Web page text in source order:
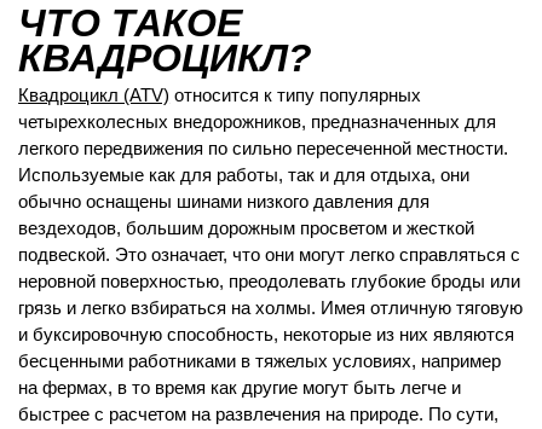
ЧТО ТАКОЕ
КВАДРОЦИКЛ?
Квадроцикл (ATV) относится к типу популярных
четырехколесных внедорожников, предназначенных для
легкого передвижения по сильно пересеченной местности.
Используемые как для работы, так и для отдыха, они
обычно оснащены шинами низкого давления для
вездеходов, большим дорожным просветом и жесткой
подвеской. Это означает, что они могут легко справляться с
неровной поверхностью, преодолевать глубокие броды или
грязь и легко взбираться на холмы. Имея отличную тяговую
и буксировочную способность, некоторые из них являются
бесценными работниками в тяжелых условиях, например
на фермах, в то время как другие могут быть легче и
быстрее с расчетом на развлечения на природе. По сути,